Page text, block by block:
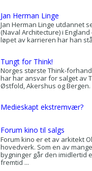
Jan Herman Linge
Jan Herman Linge utdannet
(Naval Architecture) i England
løpet av karrieren har han
Tungt for Think!
Norges største Think-
har har ansvar for salget av
Østfold, Akershus og Bergen.
Medieskapt ekstremvær?
Forum kino til salgs
Forum kino er et av arkitekt
hovedverk. Som en av
bygninger går den imidlertid
fremtid ...